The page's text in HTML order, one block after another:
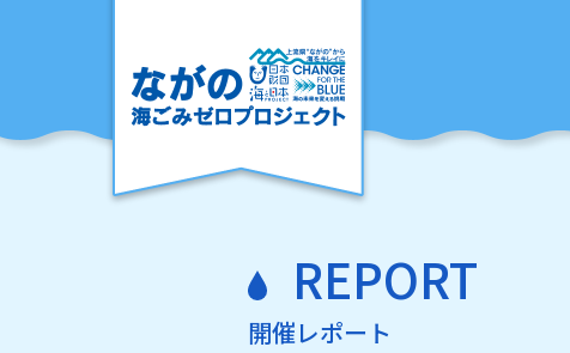
REPORT
開催レポート